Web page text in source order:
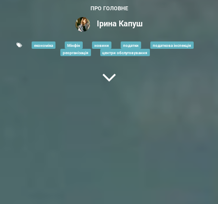
ПРО ГОЛОВНЕ
Ірина Капуш
економіка Мінфін новини податки
податкова інспекція
реорганізація
центри обслуговування